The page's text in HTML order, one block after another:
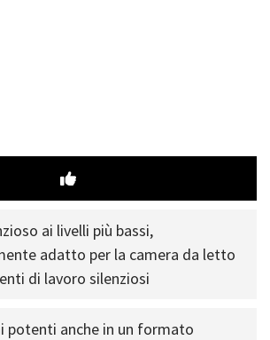
ai livelli più bassi,
adatto per la camera da letto
di lavoro silenziosi
potenti anche in un formato